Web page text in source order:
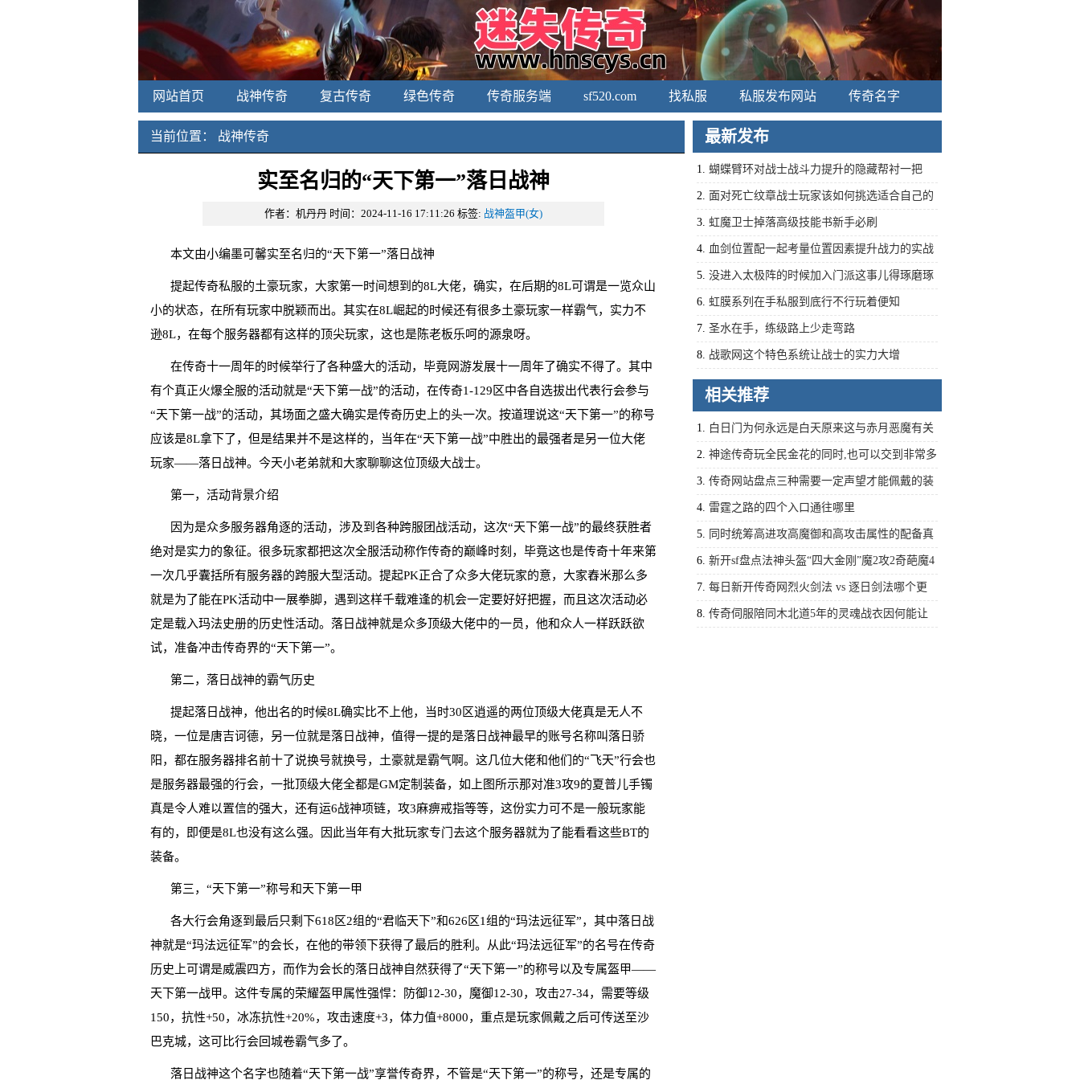
网站首页 战神传奇 复古传奇 绿色传奇 传奇服务端 sf520.com 找私服 私服发布网站 传奇名字
当前位置： 战神传奇
实至名归的“天下第一”落日战神
作者：机丹丹 时间：2024-11-16 17:11:26 标签: 战神盔甲(女)
本文由小编墨可馨实至名归的“天下第一”落日战神
提起传奇私服的土豪玩家，大家第一时间想到的8L大佬，确实，在后期的8L可谓是一览众山
小的状态，在所有玩家中脱颖而出。其实在8L崛起的时候还有很多土豪玩家一样霸气，实力不
逊8L，在每个服务器都有这样的顶尖玩家，这也是陈老板乐呵的源泉呀。
在传奇十一周年的时候举行了各种盛大的活动，毕竟网游发展十一周年了确实不得了。其中
有个真正火爆全服的活动就是“天下第一战”的活动，在传奇1-129区中各自选拔出代表行会参与
“天下第一战”的活动，其场面之盛大确实是传奇历史上的头一次。按道理说这“天下第一”的称号
应该是8L拿下了，但是结果并不是这样的，当年在“天下第一战”中胜出的最强者是另一位大佬
玩家——落日战神。今天小老弟就和大家聊聊这位顶级大战士。
第一，活动背景介绍
因为是众多服务器角逐的活动，涉及到各种跨服团战活动，这次“天下第一战”的最终获胜者
绝对是实力的象征。很多玩家都把这次全服活动称作传奇的巅峰时刻，毕竟这也是传奇十年来第
一次几乎囊括所有服务器的跨服大型活动。提起PK正合了众多大佬玩家的意，大家舂米那么多
就是为了能在PK活动中一展拳脚，遇到这样千载难逢的机会一定要好好把握，而且这次活动必
定是载入玛法史册的历史性活动。落日战神就是众多顶级大佬中的一员，他和众人一样跃跃欲
试，准备冲击传奇界的“天下第一”。
第二，落日战神的霸气历史
提起落日战神，他出名的时候8L确实比不上他，当时30区逍遥的两位顶级大佬真是无人不
晓，一位是唐吉诃德，另一位就是落日战神，值得一提的是落日战神最早的账号名称叫落日骄
阳，都在服务器排名前十了说换号就换号，土豪就是霸气啊。这几位大佬和他们的“飞天”行会也
是服务器最强的行会，一批顶级大佬全都是GM定制装备，如上图所示那对准3攻9的夏普儿手镯
真是令人难以置信的强大，还有运6战神项链，攻3麻痹戒指等等，这份实力可不是一般玩家能
有的，即便是8L也没有这么强。因此当年有大批玩家专门去这个服务器就为了能看看这些BT的
装备。
第三，“天下第一”称号和天下第一甲
各大行会角逐到最后只剩下618区2组的“君临天下”和626区1组的“玛法远征军”，其中落日战
神就是“玛法远征军”的会长，在他的带领下获得了最后的胜利。从此“玛法远征军”的名号在传奇
历史上可谓是威震四方，而作为会长的落日战神自然获得了“天下第一”的称号以及专属盔甲——
天下第一战甲。这件专属的荣耀盔甲属性强悍：防御12-30，魔御12-30，攻击27-34，需要等级
150，抗性+50，冰冻抗性+20%，攻击速度+3，体力值+8000，重点是玩家佩戴之后可传送至沙
巴克城，这可比行会回城卷霸气多了。
落日战神这个名字也随着“天下第一战”享誉传奇界，不管是“天下第一”的称号，还是专属的
最新发布
1. 蝴蝶臂环对战士战斗力提升的隐藏帮衬一把
2. 面对死亡纹章战士玩家该如何挑选适合自己的
3. 虹魔卫士掉落高级技能书新手必刷
4. 血剑位置配一起考量位置因素提升战力的实战
回忆
5. 没进入太极阵的时候加入门派这事儿得琢磨琢
磨
6. 虹膜系列在手私服到底行不行玩着便知
7. 圣水在手，练级路上少走弯路
8. 战歌网这个特色系统让战士的实力大增
相关推荐
1. 白日门为何永远是白天原来这与赤月恶魔有关
2. 神途传奇玩全民金花的同时,也可以交到非常多
新朋友
3. 传奇网站盘点三种需要一定声望才能佩戴的装
备第三种比较少见
4. 雷霆之路的四个入口通往哪里
5. 同时统筹高进攻高魔御和高攻击属性的配备真
稀奇
6. 新开sf盘点法神头盔“四大金刚”魔2攻2奇葩魔4
巅峰
7. 每日新开传奇网烈火剑法 vs 逐日剑法哪个更
胜一筹
8. 传奇伺服陪同木北道5年的灵魂战衣因何能让